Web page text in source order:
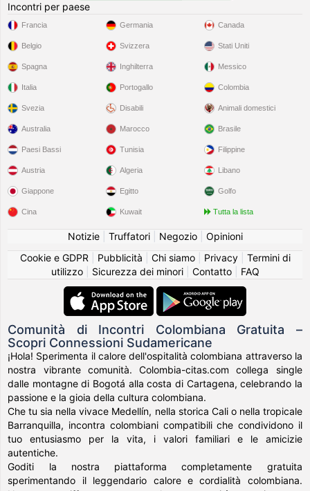
Incontri per paese
Francia
Belgio
Spagna
Italia
Svezia
Germania
Svizzera
Inghilterra
Portogallo
Disabili
Canada
Stati Uniti
Messico
Colombia
Animali domestici
Australia
Paesi Bassi
Austria
Giappone
Cina
Marocco
Tunisia
Algeria
Egitto
Kuwait
Brasile
Filippine
Libano
Golfo
Tutta la lista
Notizie| Truffatori| Negozio| Opinioni
Cookie e GDPR
Pubblicità Chi siamo| Privacy| Termini di
utilizzo| Sicurezza dei minori| Contatto| FAQ
Comunità di Incontri Colombiana Gratuita –
Scopri Connessioni Sudamericane
¡Hola! Sperimenta il calore dell'ospitalità colombiana attraverso la
nostra vibrante comunità. Colombia-citas.com collega single
dalle montagne di Bogotá alla costa di Cartagena, celebrando la
passione e la gioia della cultura colombiana.
Che tu sia nella vivace Medellín, nella storica Cali o nella tropicale
Barranquilla, incontra colombiani compatibili che condividono il
tuo entusiasmo per la vita, i valori familiari e le amicizie
autentiche.
Goditi la nostra piattaforma completamente gratuita
sperimentando il leggendario calore e cordialità colombiana.